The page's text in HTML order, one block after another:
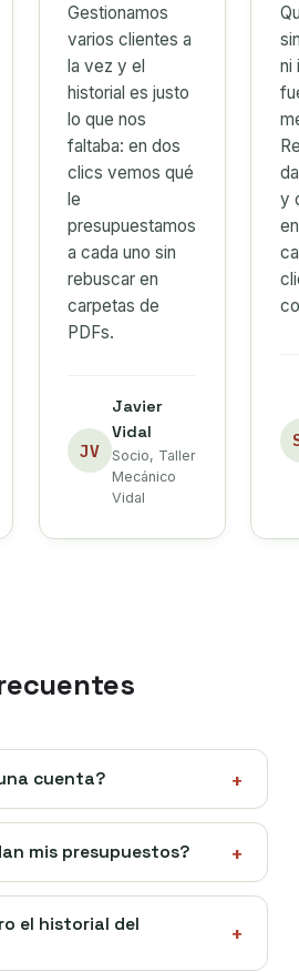
Gestionamos
varios clientes a
la vez y el
historial es justo
lo que nos
faltaba: en dos
clics vemos qué
le
presupuestamos
a cada uno sin
rebuscar en
carpetas de
PDFs.
JV
Javier
Vidal
Socio, Taller
Mecánico
Vidal
ni
y
cuenta? +
funciona sin registro ni
página y empiezas a usarla
mis presupuestos? +
(almacenamiento local). No
de datos externa: nadie más
el historial del +